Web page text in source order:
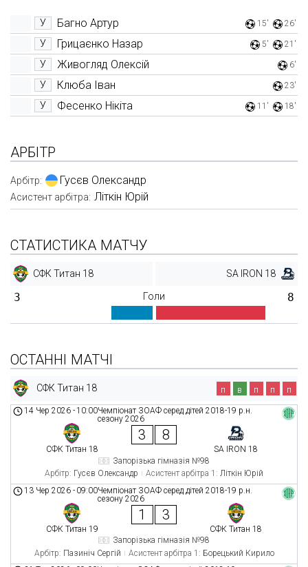
У Багно Артур 15' 26'
У Грицаєнко Назар 5' 21'
У Живогляд Олексій 6'
У Клюба Іван 23'
У Фесенко Нікіта 11' 18'
АРБІТР
Арбітр: Гусєв Олександр
Асистент арбітра: Літкін Юрій
СТАТИСТИКА МАТЧУ
СФК Титан 18 SA IRON 18
3 Голи 8
ОСТАННІ МАТЧІ
СФК Титан 18 п в п п п
Чемпіонат ЗОАФ серед дітей 2018-19 р.н.
сезону 2026
14 Чер 2026 -10:00
СФК Титан 18
3 8
SA IRON 18
Запорізька гімназія №98
Арбітр: Гусєв Олександр Асистент арбітра 1: Літкін Юрій
Чемпіонат ЗОАФ серед дітей 2018-19 р.н.
сезону 2026
13 Чер 2026 - 09:00
СФК Титан 19
1 3
СФК Титан 18
Запорізька гімназія №98
Арбітр: Пазиніч Сергій Асистент арбітра 1: Борецький Кирило